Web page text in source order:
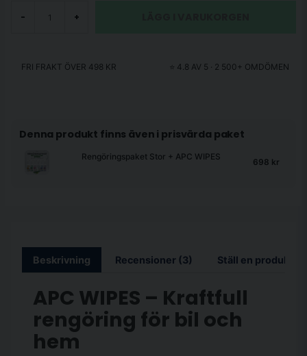
- +
FRI FRAKT ÖVER 498 KR ⭐ 4.8 AV 5 · 2 500+ OMDÖMEN
Denna produkt finns även i prisvärda paket
Rengöringspaket Stor + APC WIPES
698 kr
Beskrivning Recensioner (3) Ställ en
APC WIPES – Kraftfull
rengöring för bil och
hem